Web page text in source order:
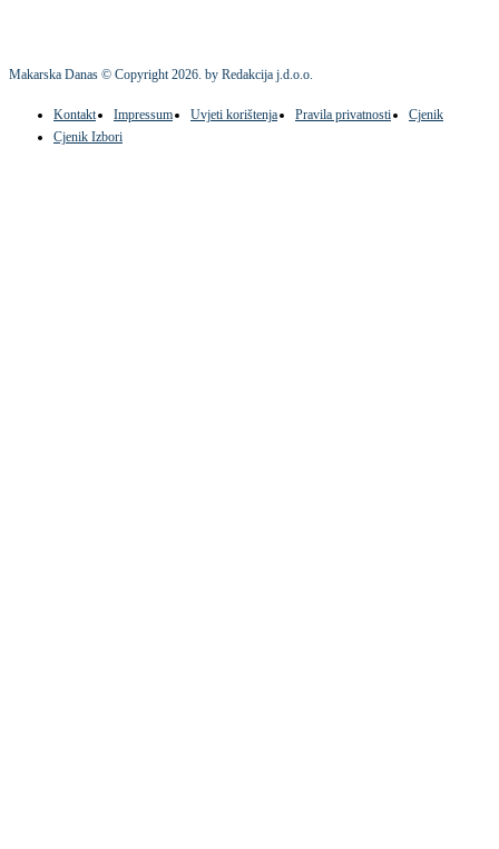
Makarska Danas © Copyright2026. by Redakcija j.d.o.o.
Kontakt Impressum Uvjeti korištenja Pravila privatnosti
Cjenik
Cjenik Izbori